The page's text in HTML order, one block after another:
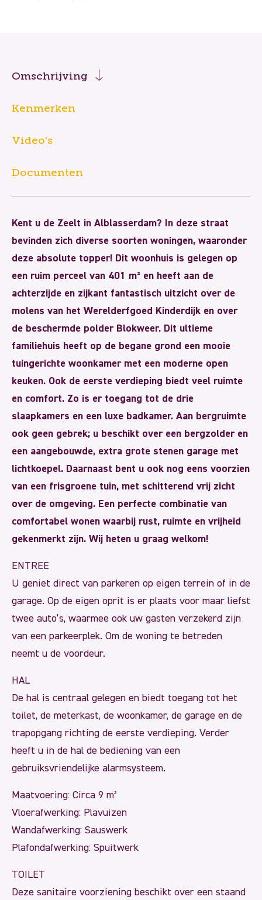
Omschrijving
Kenmerken
Video’s
Documenten
Kent u de Zeelt in Alblasserdam? In deze straat
bevinden zich diverse soorten woningen, waaronder
deze absolute topper! Dit woonhuis is gelegen op
een ruim perceel van 401 m² en heeft aan de
achterzijde en zijkant fantastisch uitzicht over de
molens van het Werelderfgoed Kinderdijk en over
de beschermde polder Blokweer. Dit ultieme
familiehuis heeft op de begane grond een mooie
tuingerichte woonkamer met een moderne open
keuken. Ook de eerste verdieping biedt veel ruimte
en comfort. Zo is er toegang tot de drie
slaapkamers en een luxe badkamer. Aan bergruimte
ook geen gebrek; u beschikt over een bergzolder en
een aangebouwde, extra grote stenen garage met
lichtkoepel. Daarnaast bent u ook nog eens voorzien
van een frisgroene tuin, met schitterend vrij zicht
over de omgeving. Een perfecte combinatie van
comfortabel wonen waarbij rust, ruimte en vrijheid
gekenmerkt zijn. Wij heten u graag welkom!
ENTREE
U geniet direct van parkeren op eigen terrein of in de
garage. Op de eigen oprit is er plaats voor maar liefst
twee auto’s, waarmee ook uw gasten verzekerd zijn
van een parkeerplek. Om de woning te betreden
neemt u de voordeur.
HAL
De hal is centraal gelegen en biedt toegang tot het
toilet, de meterkast, de woonkamer, de garage en de
trapopgang richting de eerste verdieping. Verder
heeft u in de hal de bediening van een
gebruiksvriendelijke alarmsysteem.
Maatvoering: Circa 9 m²
Vloerafwerking: Plavuizen
Wandafwerking: Sauswerk
Plafondafwerking: Spuitwerk
TOILET
Deze sanitaire voorziening beschikt over een staand